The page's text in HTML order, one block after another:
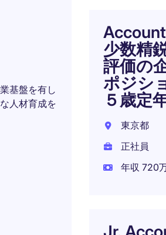
基盤を有し
人材育成を
少数精
評価の
ポジシ
５歳定
東京都
正社員
年収 720